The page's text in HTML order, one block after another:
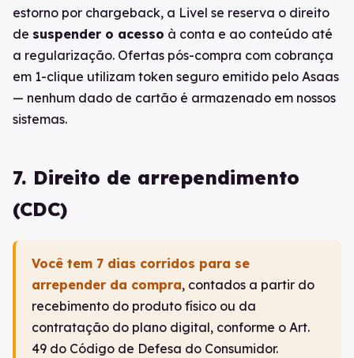
estorno por chargeback, a Livel se reserva o direito
de suspender o acesso à conta e ao conteúdo até
a regularização. Ofertas pós-compra com cobrança
em 1-clique utilizam token seguro emitido pelo Asaas
— nenhum dado de cartão é armazenado em nossos
sistemas.
7. Direito de arrependimento
(CDC)
Você tem 7 dias corridos para se
arrepender da compra, contados a partir do
recebimento do produto físico ou da
contratação do plano digital, conforme o Art.
49 do Código de Defesa do Consumidor.